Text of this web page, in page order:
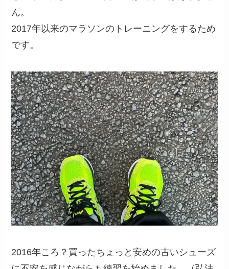
ん。
2017年以来のマラソンのトレーニングをするため
です。
2016年ころ？買ったちょっと安めの古いシューズ